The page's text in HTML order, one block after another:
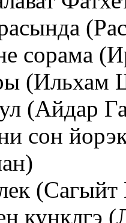
сорама
(Ильхам
(Айдар
сон
(Сагыйт
кунклгэ